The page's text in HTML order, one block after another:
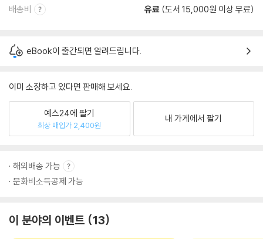
배송비 유료 (도서 15,000원 이상 무료)
eBook이 출간되면 알려드립니다.
이미 소장하고 있다면 판매해 보세요.
예스24에 팔기
최상 매입가 2,400원
내 가게에서 팔기
해외배송 가능
문화비소득공제 가능
이 분야의 이벤트 13